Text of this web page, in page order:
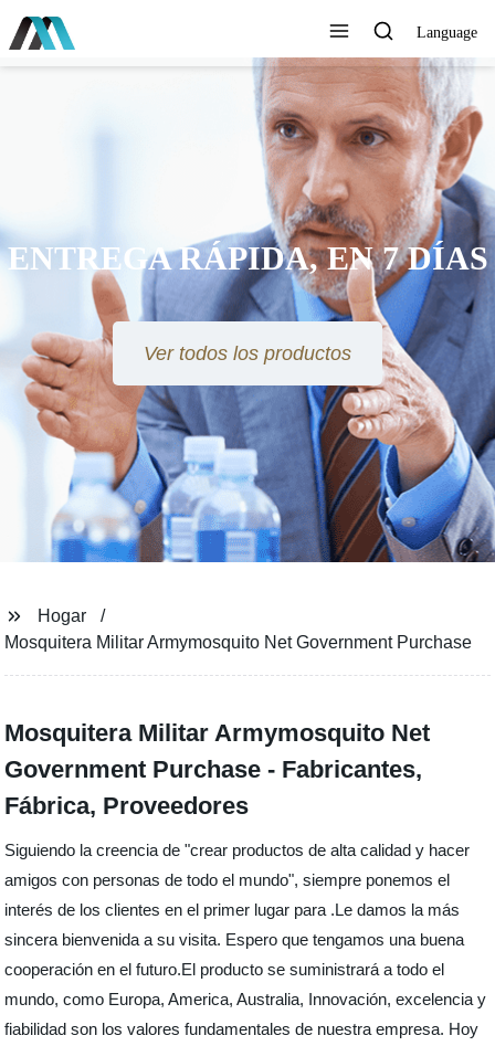
Language
ENTREGA RÁPIDA, EN 7 DÍAS
Ver todos los productos
Hogar
Mosquitera Militar Armymosquito Net Government Purchase
Mosquitera Militar Armymosquito Net
Government Purchase - Fabricantes,
Fábrica, Proveedores
Siguiendo la creencia de "crear productos de alta calidad y hacer
amigos con personas de todo el mundo", siempre ponemos el
interés de los clientes en el primer lugar para .Le damos la más
sincera bienvenida a su visita. Espero que tengamos una buena
cooperación en el futuro.El producto se suministrará a todo el
mundo, como Europa, America, Australia, Innovación, excelencia y
fiabilidad son los valores fundamentales de nuestra empresa. Hoy